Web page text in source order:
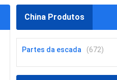
China Produtos
Partes da escada (672)